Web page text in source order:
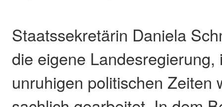
Staatssekretärin Daniela
die eigene Landesregierung,
unruhigen politischen Zeiten